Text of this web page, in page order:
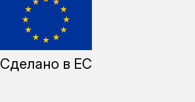
Сделано в ЕС